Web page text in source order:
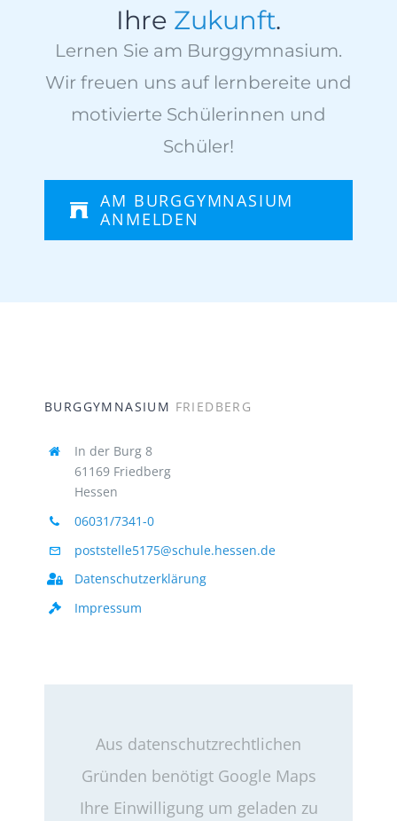
Ihre Zukunft.
Lernen Sie am Burggymnasium.
Wir freuen uns auf lernbereite und
motivierte Schülerinnen und
Schüler!
AM BURGGYMNASIUM
ANMELDEN
BURGGYMNASIUM FRIEDBERG
In der Burg 8
61169 Friedberg
Hessen
06031/7341-0
poststelle5175@schule.hessen.de
Datenschutzerklärung
Impressum
Aus datenschutzrechtlichen
Gründen benötigt Google Maps
Ihre Einwilligung um geladen zu